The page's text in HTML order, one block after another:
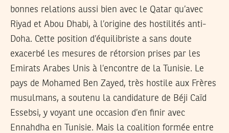
bonnes relations aussi bien avec le Qatar qu’avec
Riyad et Abou Dhabi, à l’origine des hostilités anti-
Doha. Cette position d’équilibriste a sans doute
exacerbé les mesures de rétorsion prises par les
Emirats Arabes Unis à l’encontre de la Tunisie. Le
pays de Mohamed Ben Zayed, très hostile aux Frères
musulmans, a soutenu la candidature de Béji Caïd
Essebsi, y voyant une occasion d’en finir avec
Ennahdha en Tunisie. Mais la coalition formée entre